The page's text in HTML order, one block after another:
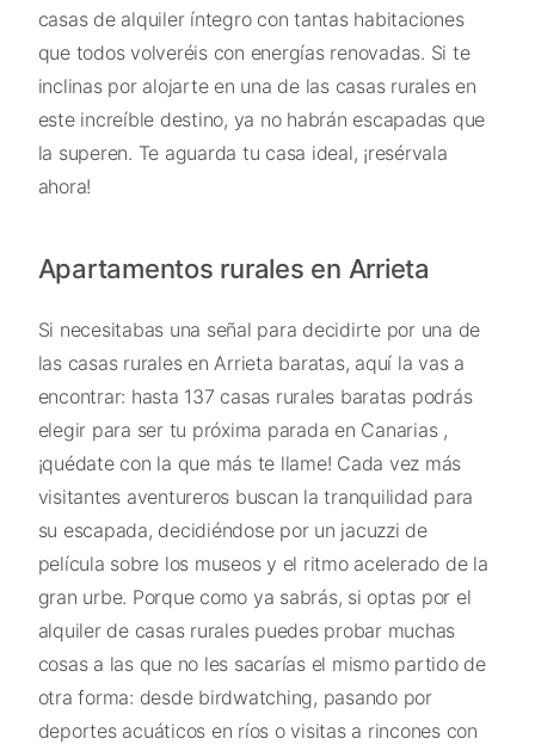
casas de alquiler íntegro con tantas habitaciones
que todos volveréis con energías renovadas. Si te
inclinas por alojarte en una de las casas rurales en
este increíble destino, ya no habrán escapadas que
la superen. Te aguarda tu casa ideal, ¡resérvala
ahora!
Apartamentos rurales en Arrieta
Si necesitabas una señal para decidirte por una de
las casas rurales en Arrieta baratas, aquí la vas a
encontrar: hasta 137 casas rurales baratas podrás
elegir para ser tu próxima parada en Canarias ,
¡quédate con la que más te llame! Cada vez más
visitantes aventureros buscan la tranquilidad para
su escapada, decidiéndose por un jacuzzi de
película sobre los museos y el ritmo acelerado de la
gran urbe. Porque como ya sabrás, si optas por el
alquiler de casas rurales puedes probar muchas
cosas a las que no les sacarías el mismo partido de
otra forma: desde birdwatching, pasando por
deportes acuáticos en ríos o visitas a rincones con